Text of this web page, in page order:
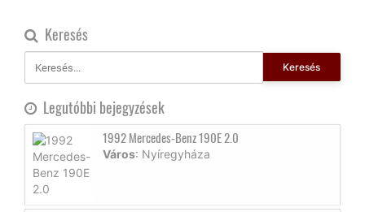
Keresés
Keresés
Legutóbbi bejegyzések
1992 Mercedes-Benz 190E 2.0
Város: Nyíregyháza